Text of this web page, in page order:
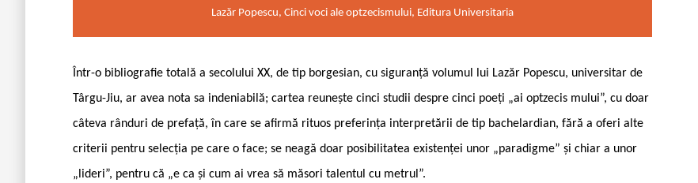
Lazăr Popescu, Cinci voci ale optzecismului, Editura Universitaria
Într-o bibliografie totală a secolului XX, de tip borgesian, cu siguranță volumul lui Lazăr Popescu, universitar de
Târgu-Jiu, ar avea nota sa indeniabilă; cartea reunește cinci studii despre cinci poeți „ai optzecis mului”, cu doar
câteva rânduri de prefață, în care se afirmă rituos preferința interpretării de tip bachelardian, fără a oferi alte
criterii pentru selecția pe care o face; se neagă doar posibilitatea existenței unor „paradigme” și chiar a unor
„lideri”, pentru că „e ca și cum ai vrea să măsori talentul cu metrul”.